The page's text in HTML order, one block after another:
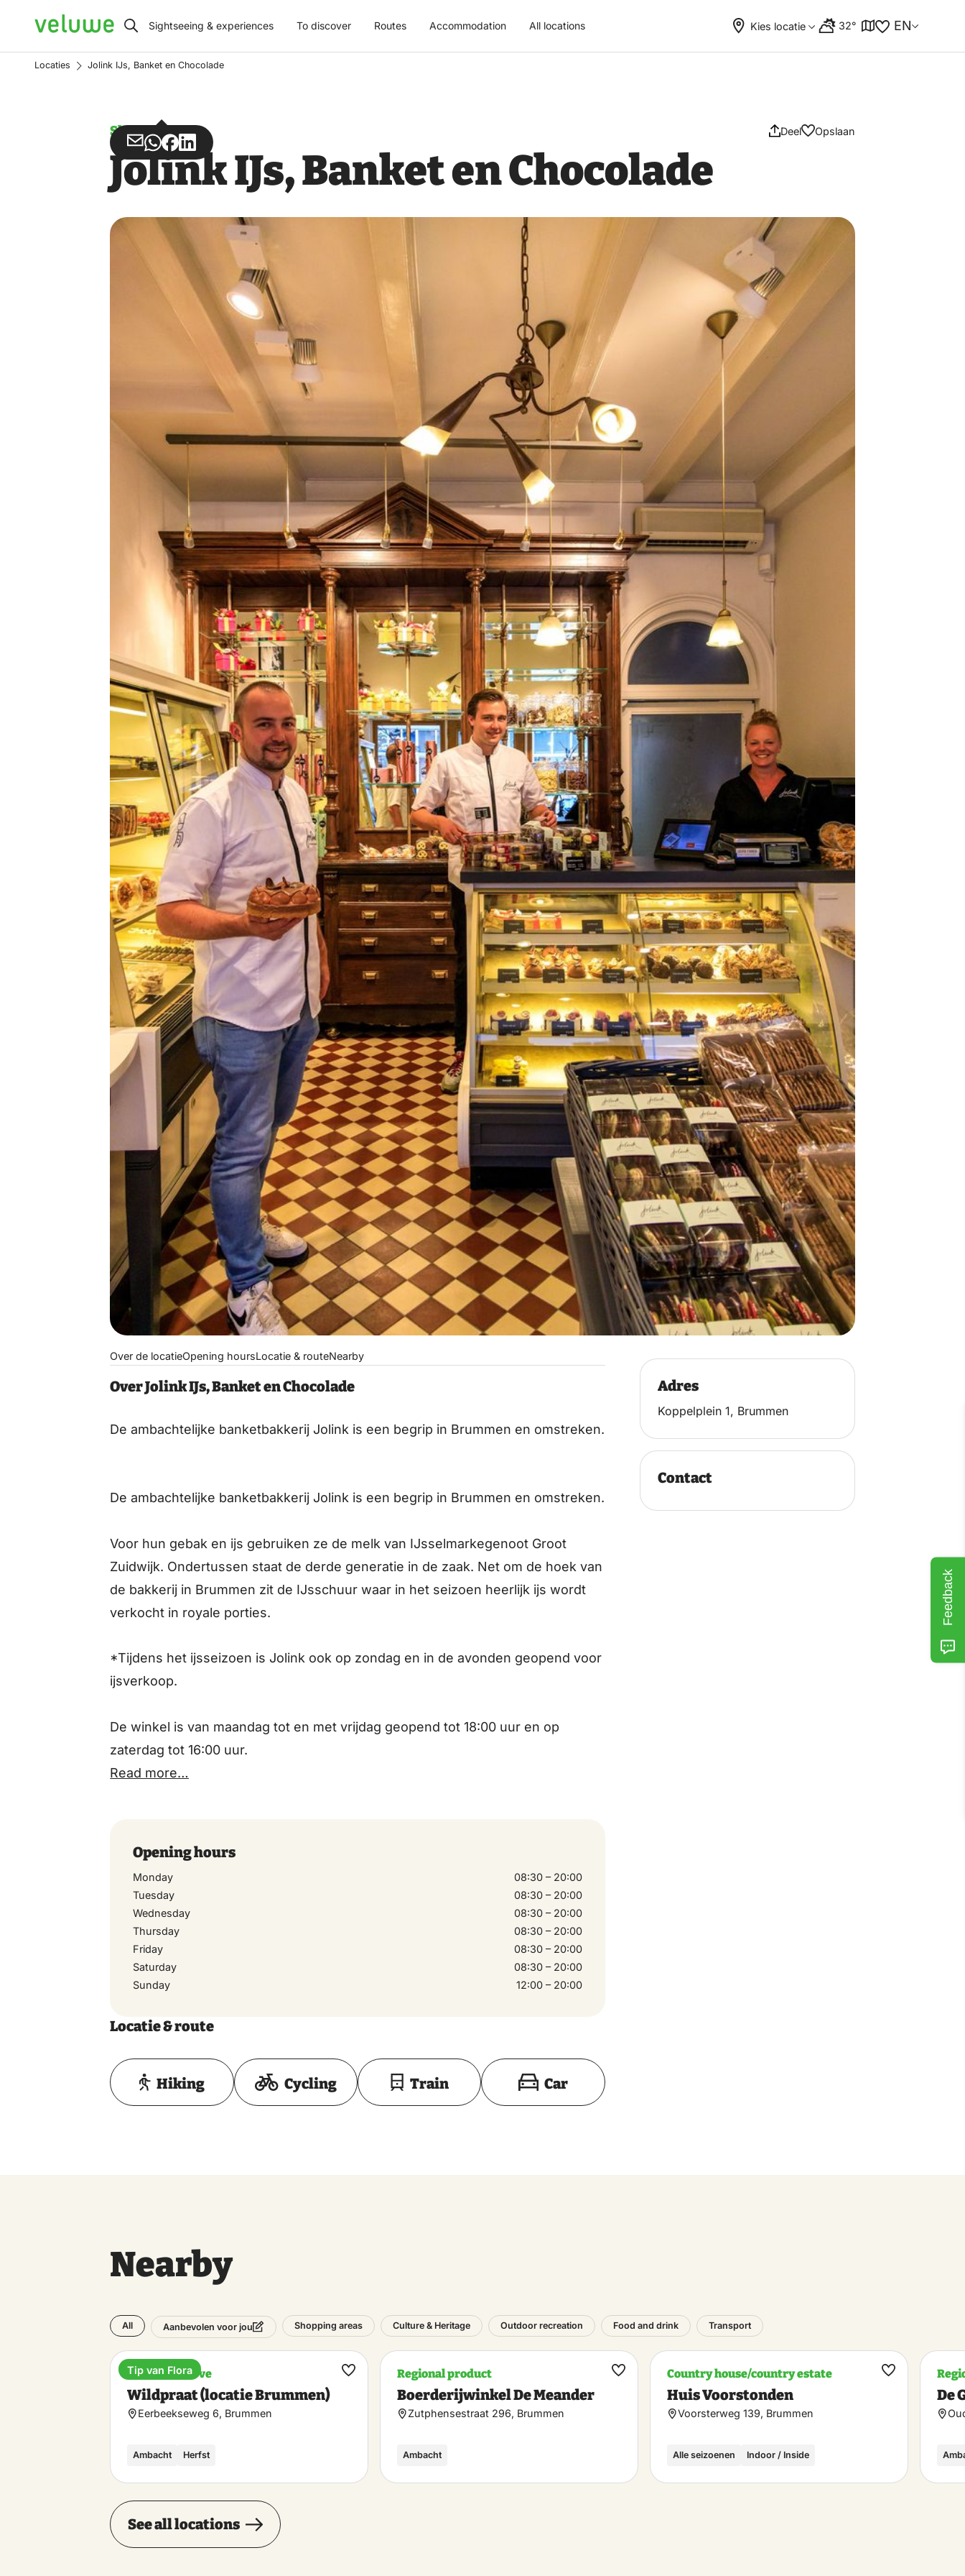
Veluwe Sightseeing & experiences To discover Routes Accommodation All locations Kies locatie 32° EN
Locaties Jolink IJs, Banket en Chocolade
Shops Deel
Share
via
Share
via
Share
on
Share
on
Opslaan
Jolink IJs, Banket en Chocolade
Over de locatieOpening hoursLocatie & routeNearby
Over Jolink IJs, Banket en Chocolade
De ambachtelijke banketbakkerij Jolink is een begrip in Brummen en omstreken.
De ambachtelijke banketbakkerij Jolink is een begrip in Brummen en omstreken.
Voor hun gebak en ijs gebruiken ze de melk van IJsselmarkegenoot Groot
Zuidwijk. Ondertussen staat de derde generatie in de zaak. Net om de hoek van
de bakkerij in Brummen zit de IJsschuur waar in het seizoen heerlijk ijs wordt
verkocht in royale porties.
*Tijdens het ijsseizoen is Jolink ook op zondag en in de avonden geopend voor
ijsverkoop.
De winkel is van maandag tot en met vrijdag geopend tot 18:00 uur en op
zaterdag tot 16:00 uur.
Read more…
Opening hours
Monday
08:30 – 20:00
Tuesday
08:30 – 20:00
Wednesday
08:30 – 20:00
Thursday
08:30 – 20:00
Friday
08:30 – 20:00
Saturday
08:30 – 20:00
Sunday
12:00 – 20:00
Locatie & route
Toon op kaart
Hiking Cycling Train Car
Adres
Koppelplein 1, Brummen
Contact
Nearby
All Aanbevolen voor jou Shopping areas Culture & Heritage Outdoor recreation Food and drink Transport
Nature reserve
Wildpraat (locatie Brummen)
Eerbeekseweg 6, Brummen
Ambacht Herfst
Tip van Flora
Make
Regional product
Boerderijwinkel De Meander
Zutphensestraat 296, Brummen
Ambacht
Make
Country house/country estate
Huis Voorstonden
Voorsterweg 139, Brummen
Alle seizoenen Indoor / Inside
Make
De
See all locations
Feedback